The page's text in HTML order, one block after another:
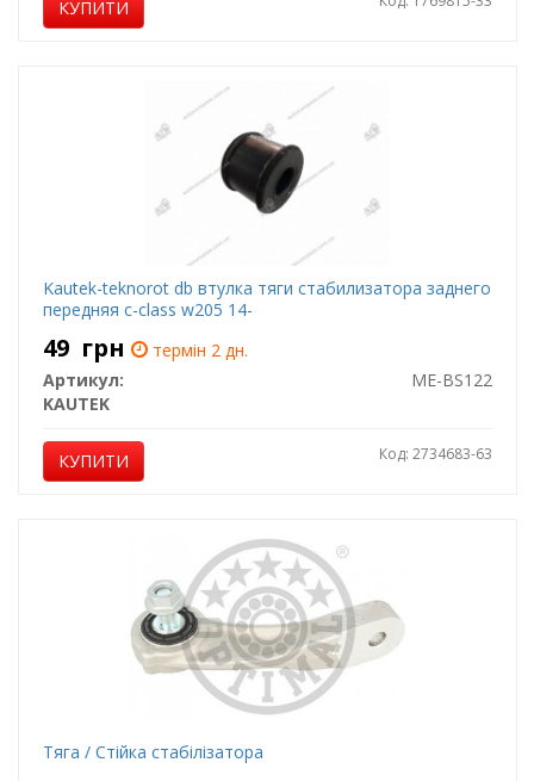
КУПИТИ
Kautek-teknorot db втулка тяги стабилизатора заднего
передняя c-class w205 14-
49 грн
термін 2 дн.
Артикул:
ME-BS122
KAUTEK
КУПИТИ Код: 2734683-63
Тяга / Стійка стабілізатора